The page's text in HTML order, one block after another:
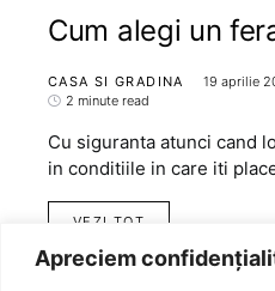
Apreciem
Cum alegi un
CASA SI GRADINA 19 aprilie
2 minute read
Cu siguranta atunci cand
in conditiile in care iti
VEZI TOT